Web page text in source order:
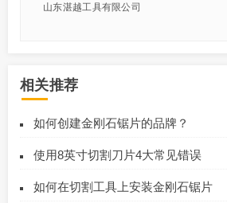
山东湛越工具有限公司
相关推荐
如何创建金刚石锯片的品牌？
使用8英寸切割刀片4大常见错误
如何在切割工具上安装金刚石锯片